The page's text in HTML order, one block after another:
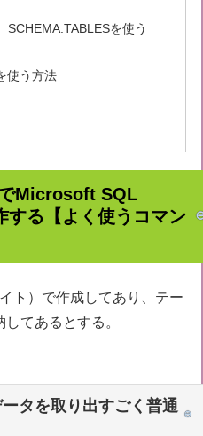
を使う
使う方法
でMicrosoft SQL
る【よく使うコマン
ト）で作成してあり、テー
てあるとする。
タを取り出すごく普通